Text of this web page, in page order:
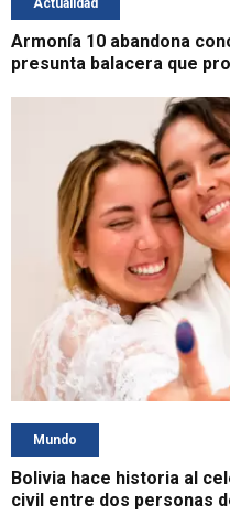
Actualidad
Armonía 10 abandona
presunta balacera que
Mundo
Bolivia hace historia al
civil entre dos personas